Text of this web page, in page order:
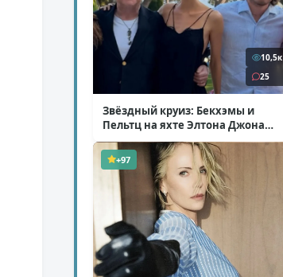
10,5к
25
Звёздный круиз: Бекхэмы и
Пельтц на яхте Элтона Джона
( 12 фото )
+97